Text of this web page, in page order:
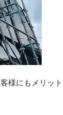
様にもメリット